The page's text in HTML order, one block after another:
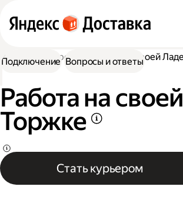
Работа курьером Работа на своей
Работа на
Торжке
Стать курьером
Подключение Вопросы и ответы